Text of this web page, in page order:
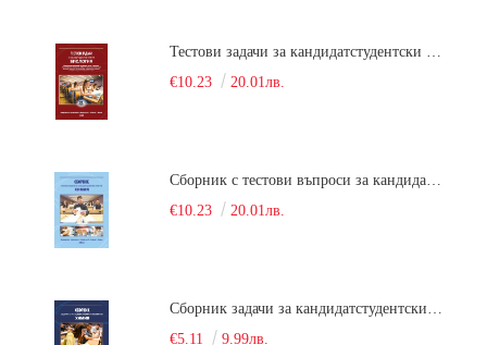
€10.23
20.01лв.
€10.23
20.01лв.
€5.11
9.99лв.